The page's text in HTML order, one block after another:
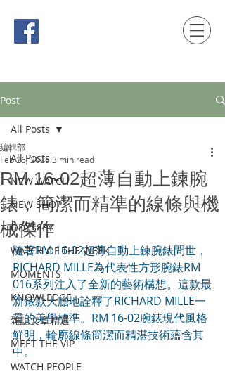
Post
All Posts
NEW WATCH
NEW SHOP
ODYSSEY
WATCH OF THE WEEK
MOMENTS
KNOWLEDGE
雜誌文章精選
MEET THE VIP
WATCH PEOPLE
All Posts
RM 16-02超薄自動上鍊腕
錶，簡潔而精準的線條與機
械傑作
編輯部
Feb 26, 2025 3 min read
隨著RM 16-02超薄自動上鍊腕錶問世，
RICHARD MILLE為代表性方形腕錶RM
016系列注入了全新的藝術構想。這款最
新錶款大膽地詮釋了RICHARD MILLE一
貫的美學標準。RM 16-02腕錶現代風格
鮮明，輪廓線條簡潔而精湛技術蘊含其
中。